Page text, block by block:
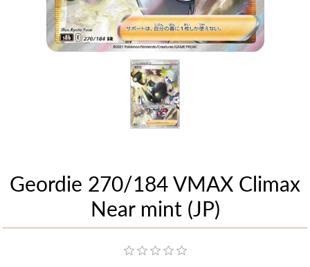
Geordie 270/184 VMAX Climax
Near mint (JP)